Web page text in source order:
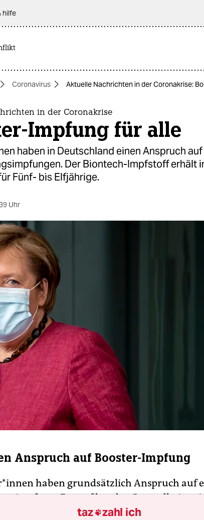
hilfe
Coronavirus Aktuelle Nachrichten in der Coronakrise:
in der Coronakrise
Impfung für alle
haben in Deutschland einen Anspruch auf
Der Biontech-Impfstoff erhält
Fünf- bis Elfjährige.
Uhr
Anspruch auf Booster-Impfung
haben grundsätzlich Anspruch auf
Darauf hat das
einmal per Twitter hingewiesen. Es
taz zahl ich